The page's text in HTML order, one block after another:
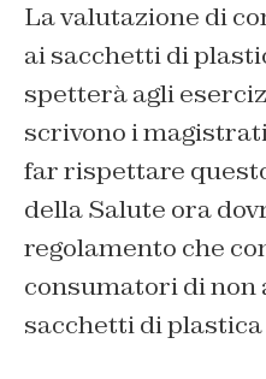
La valutazione di
ai sacchetti di
spetterà agli
scrivono i
far rispettare
della Salute ora
regolamento che
consumatori di non
sacchetti di